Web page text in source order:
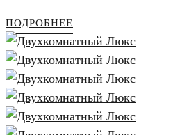
ПОДРОБНЕЕ